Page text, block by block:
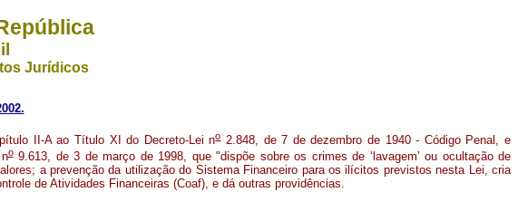
Jurídicos
II-A ao Título XI do Decreto-Lei no2.848, de 7 de dezembro de 1940 - Código Penal, e
o9.613, de 3 de março de 1998, que "dispõe sobre os crimes de ‘lavagem’ ou ocultação de
a prevenção da utilização do Sistema Financeiro para os ilícitos previstos nesta Lei, cria
de Atividades Financeiras (Coaf), e dá outras providências.